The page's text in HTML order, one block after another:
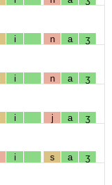
i n a ʒ
i n a ʒ
i j a ʒ
i s a ʒ